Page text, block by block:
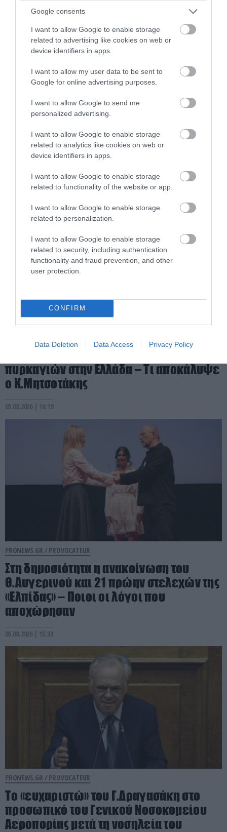
Google consents
I want to allow Google to enable storage
related to advertising like cookies on web or
device identifiers in apps.
I want to allow my user data to be sent to
Google for online advertising purposes.
I want to allow Google to send me
personalized advertising.
I want to allow Google to enable storage
related to analytics like cookies on web or
device identifiers in apps.
I want to allow Google to enable storage
related to functionality of the website or app.
I want to allow Google to enable storage
related to personalization.
I want to allow Google to enable storage
related to security, including authentication
functionality and fraud prevention, and other
user protection.
CONFIRM
Data Deletion Data Access Privacy Policy
PROVOCATEUR
«Προσέξτε, σας γράφω»: Ο Α.Γεωργιάδης
κάνει… χιούμορ μετά τις αντιδράσεις για
τα γυαλιά «ρουφιάνους» στη Λαμία
06.08.2026 | 07:03
PRONEWS.GR /PROVOCATEUR
Η πρώτη αφρικανική χώρα που
πυρκαγιών στην Ελλάδα – Τι αποκάλυψε
ο Κ.Μητσοτάκης
05.08.2026 | 16:19
PRONEWS.GR / PROVOCATEUR
Στη δημοσιότητα η ανακοίνωση του
Θ.Αυγερινού και 21 πρώην στελεχών της
«Ελπίδας» – Ποιοι οι λόγοι που
αποχώρησαν
05.08.2026 | 15:33
PRONEWS.GR / PROVOCATEUR
Το «ευχαριστώ» του Γ.Δραγασάκη στο
προσωπικό του Γενικού Νοσοκομείου
Αεροπορίας μετά τη νοσηλεία του